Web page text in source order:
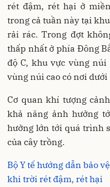
rét đậm, rét hại ở
trong cả tuần này tại
rải rác. Trong đợt
thấp nhất ở phía Đông
độ C, khu vực vùng
vùng núi cao có nơi dưới
Cơ quan khí tượng
khả năng ảnh hưởng
hưởng lớn tới quá trình
của cây trồng.
Bộ Y tế hướng dẫn bảo
khi trời rét đậm, rét hại